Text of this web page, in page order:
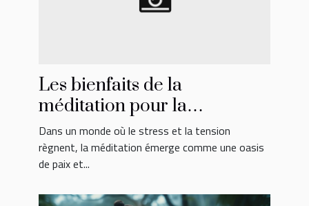
Les bienfaits de la
méditation pour la
relaxation et le bien-être
sexuel
Dans un monde où le stress et la tension
règnent, la méditation émerge comme une oasis
de paix et...